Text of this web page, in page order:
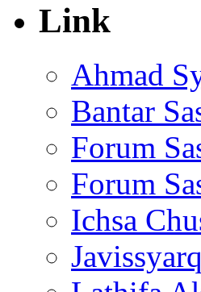
Link
Ahmad
Bantar
Forum
Forum
Ichsa